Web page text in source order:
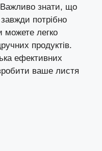
знати, що
потрібно
можете легко
продуктів.
ефективних
ваше листя